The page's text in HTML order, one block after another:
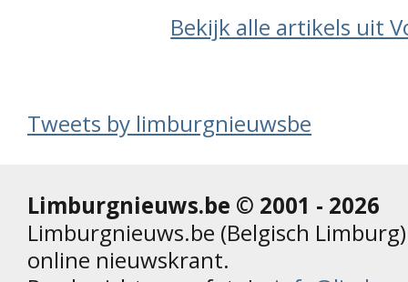
Bekijk alle artikels uit
Tweets by limburgnieuwsbe
Limburgnieuws.be © 2001 - 2026
Limburgnieuws.be (Belgisch
online nieuwskrant.